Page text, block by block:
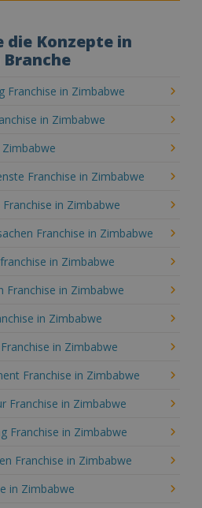
die Konzepte in
Franchise in Zimbabwe
in Zimbabwe
Zimbabwe
Franchise in Zimbabwe
in Zimbabwe
Franchise in Zimbabwe
in Zimbabwe
Franchise in Zimbabwe
in Zimbabwe
in Zimbabwe
Franchise in Zimbabwe
Franchise in Zimbabwe
Franchise in Zimbabwe
Franchise in Zimbabwe
in Zimbabwe